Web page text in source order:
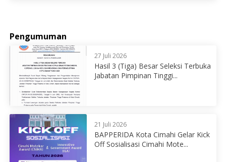
Pengumuman
27 Juli 2026
Hasil 3 (Tiga) Besar Seleksi Terbuka
Jabatan Pimpinan Tinggi...
21 Juli 2026
BAPPERIDA Kota Cimahi Gelar Kick
Off Sosialisasi Cimahi Mote...